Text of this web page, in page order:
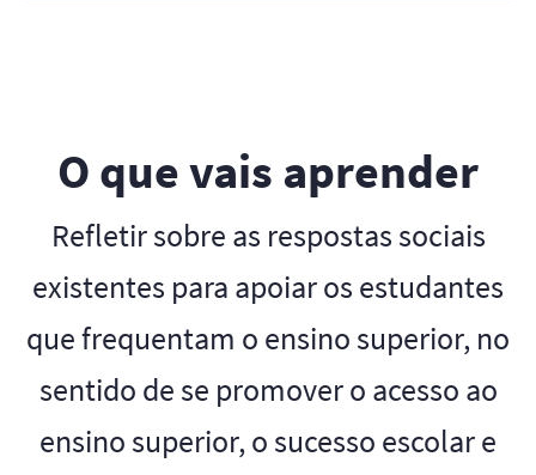
O que vais aprender
Refletir sobre as respostas sociais
existentes para apoiar os estudantes
que frequentam o ensino superior, no
sentido de se promover o acesso ao
ensino superior, o sucesso escolar e